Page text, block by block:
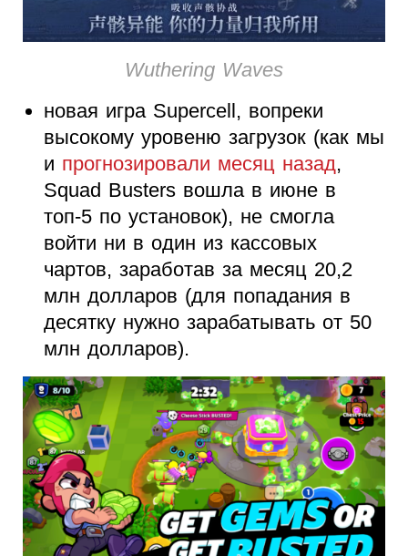
Wuthering Waves
новая игра Supercell, вопреки
высокому уровеню загрузок (как мы
и прогнозировали месяц назад,
Squad Busters вошла в июне в
топ-5 по установок), не смогла
войти ни в один из кассовых
чартов, заработав за месяц 20,2
млн долларов (для попадания в
десятку нужно зарабатывать от 50
млн долларов).